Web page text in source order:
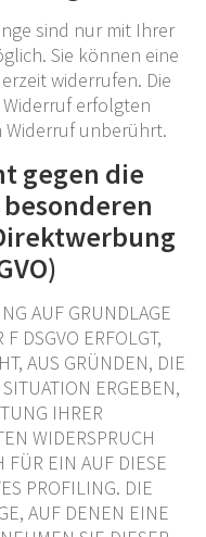
sind nur mit Ihrer
Sie können eine
widerrufen. Die
erfolgten
unberührt.
gegen die
AUF GRUNDLAGE
DSGVO ERFOLGT,
AUS GRÜNDEN, DIE
ERGEBEN,
IHRER
WIDERSPRUCH
FÜR EIN AUF DIESE
PROFILING. DIE
AUF DENEN EINE